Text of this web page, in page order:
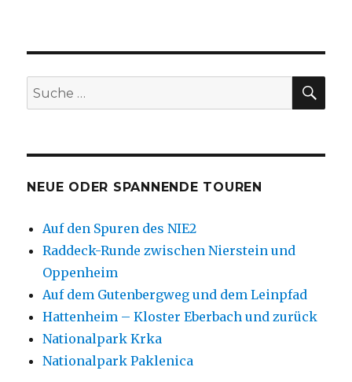
Suche
nach:
NEUE ODER SPANNENDE TOUREN
Auf den Spuren des NIE2
Raddeck-Runde zwischen Nierstein und
Oppenheim
Auf dem Gutenbergweg und dem Leinpfad
Hattenheim – Kloster Eberbach und zurück
Nationalpark Krka
Nationalpark Paklenica